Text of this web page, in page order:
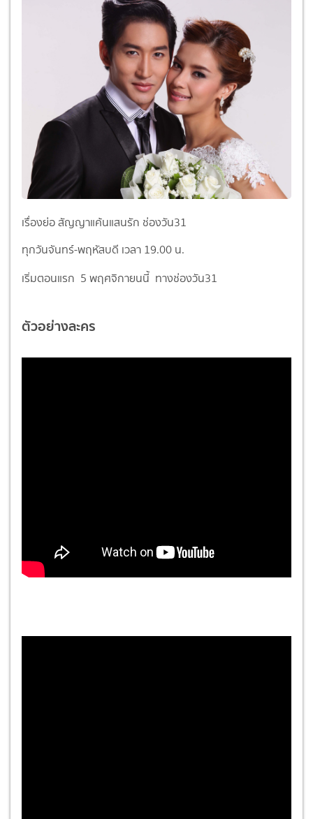
เรื่องย่อ สัญญาแค้นแสนรัก ช่องวัน31
ทุกวันจันทร์-พฤหัสบดี เวลา 19.00 น.
เริ่มตอนแรก 5 พฤศจิกายนนี้ ทางช่องวัน31
ตัวอย่างละคร